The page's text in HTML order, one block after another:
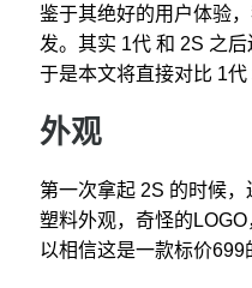
鉴于其绝好的用户体验
发。其实 1代 和 2S 之后
于是本文将直接对比 1代
外观
第一次拿起 2S 的时候
塑料外观，奇怪的
以相信这是一款标价699